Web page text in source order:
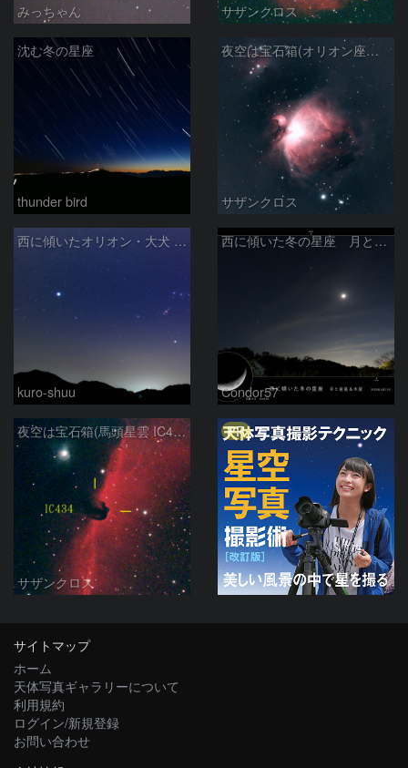
みっちゃん サザンクロス
沈む冬の星座
thunder bird
夜空は宝石箱(オリオン座大星雲 M42) Seestar50
サザンクロス
西に傾いたオリオン・大犬 (2026/04/21)
kuro-shuu
西に傾いた冬の星座 月と金星＆木星
Condor57
夜空は宝石箱(馬頭星雲 IC434) Seestar50
サザンクロス
PR
サイトマップ
ホーム
天体写真ギャラリーについて
利用規約
ログイン/新規登録
お問い合わせ